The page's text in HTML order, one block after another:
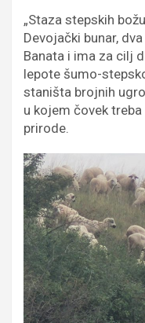
„Staza stepskih
Devojački bunar,
Banata i ima za cilj
lepote šumo-
staništa brojnih
u kojem čovek
prirode.